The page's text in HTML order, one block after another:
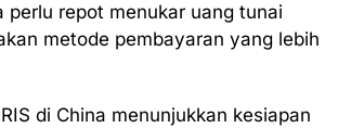
perlu repot menukar uang tunai
metode pembayaran yang lebih
di China menunjukkan kesiapan